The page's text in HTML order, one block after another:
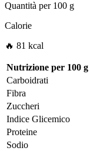
Quantità per100 g
Calorie
🔥 81 kcal
Nutrizione per 100 g
Carboidrati
Fibra
Zuccheri
Indice Glicemico
Proteine
Sodio